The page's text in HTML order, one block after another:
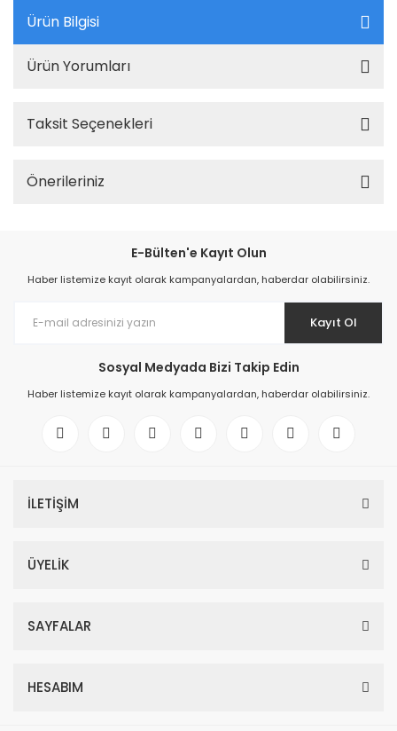
Ürün Bilgisi
Ürün Yorumları
Taksit Seçenekleri
Önerileriniz
E-Bülten'e Kayıt Olun
Haber listemize kayıt olarak kampanyalardan, haberdar olabilirsiniz.
Kayıt Ol
Sosyal Medyada Bizi Takip Edin
Haber listemize kayıt olarak kampanyalardan, haberdar olabilirsiniz.
İLETİŞİM
ÜYELİK
SAYFALAR
HESABIM